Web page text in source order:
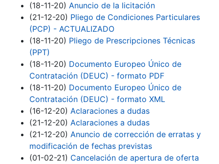
(18-11-20) Anuncio de la licitación
(21-12-20) Pliego de Condiciones Particulares
(PCP) - ACTUALIZADO
(18-11-20) Pliego de Prescripciones Técnicas
(PPT)
(18-11-20) Documento Europeo Único de
Contratación (DEUC) - formato PDF
(18-11-20) Documento Europeo Único de
Contratación (DEUC) - formato XML
(16-12-20) Aclaraciones a dudas
(21-12-20) Aclaraciones a dudas
(21-12-20) Anuncio de corrección de erratas y
modificación de fechas previstas
(01-02-21) Cancelación de apertura de oferta